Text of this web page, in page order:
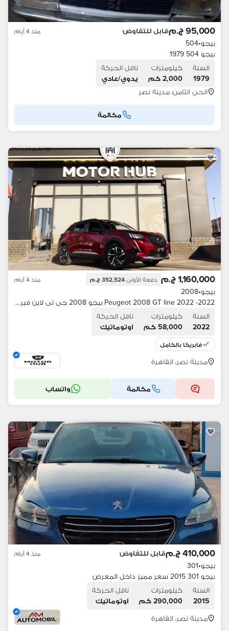
95,000 ج.م قابل للتفاوض منذ 4 أيام
بيجو•
504
بيجو 504 1979
السنة
1979
كيلومترات
2,000 كم
ناقل الحركة
يدوي/عادي
الحي الثامن، مدينة نصر
مكالمة
1,160,000 ج.م دفعة الأولى 352,524 ج.م منذ 4 أيام
بيجو•
2008
Peugeot 2008 GT line 2022 -2022 بيجو 2008 جى تى لاين فبريكا بالكامل
السنة
2022
كيلومترات
58,000 كم
ناقل الحركة
اوتوماتيك
فابريكا بالكامل
مدينة نصر، القاهرة
مكالمة واتساب
410,000 ج.م قابل للتفاوض منذ 4 أيام
بيجو•
301
بيجو 301 2015 سعر مميز داخل المعرض
السنة
2015
كيلومترات
290,000 كم
ناقل الحركة
اوتوماتيك
مدينة نصر، القاهرة